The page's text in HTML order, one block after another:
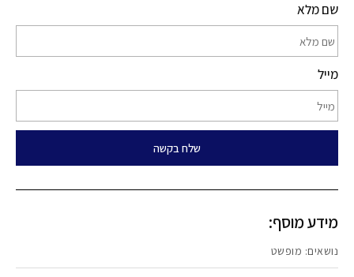
שם מלא
מייל
שלח בקשה
מידע מוסף:
נושאים: מופשט